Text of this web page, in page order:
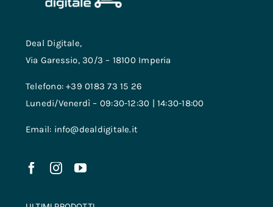
Deal Digitale,
Via Garessio, 30/3 – 18100 Imperia
Telefono: +39 0183 73 15 26
Lunedi/Venerdì – 09:30-12:30 | 14:30-18:00
Email: info@dealdigitale.it